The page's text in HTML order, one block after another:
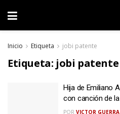
Inicio Etiqueta jobi patente
Etiqueta: jobi patente
Hija de Emiliano
con canción de
POR VICTOR GUERRA